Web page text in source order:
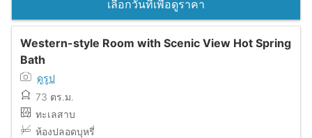
เลือกวันที่เพื่อดูราคา
Western-style Room with Scenic View Hot Spring
Bath
ดูรูป
73 ตร.ม.
ทะเลสาบ
ห้องปลอดบุหรี่